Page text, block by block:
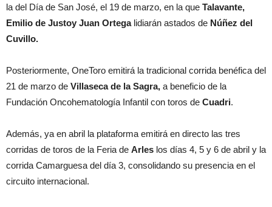
la del Día de San José, el 19 de marzo, en la que Talavante,
Emilio de Justoy Juan Ortegalidiarán astados de Núñez del
Cuvillo.
Posteriormente, OneToro emitirá la tradicional corrida benéfica del
21 de marzo de Villaseca de la Sagra, a beneficio de la
Fundación Oncohematología Infantil con toros de Cuadri.
Además, ya en abril la plataforma emitirá en directo las tres
corridas de toros de la Feria de Arles los días 4, 5 y 6 de abril y la
corrida Camarguesa del día 3, consolidando su presencia en el
circuito internacional.